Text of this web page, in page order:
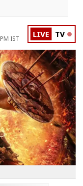
IST LIVE TV